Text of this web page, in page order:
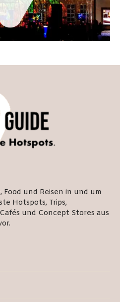
und Reisen in und um
Hotspots, Trips,
und Concept Stores aus